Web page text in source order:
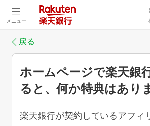
メニュー
戻る
ホームページで楽天銀
ると、何か特典はあり
楽天銀行が契約しているアフィ